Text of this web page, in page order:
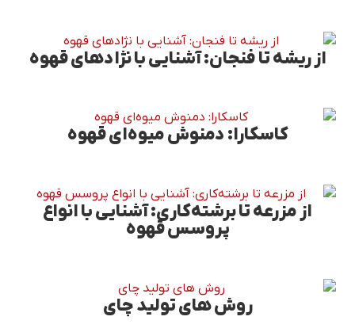
از ریشه تا فنجان: آشنایی با نژادهای قهوه
کاسکارا: دمنوش میوه‌ای قهوه
از مزرعه تا برشته‌کاری: آشنایی با انواع
پروسس قهوه
روش های تولید چای